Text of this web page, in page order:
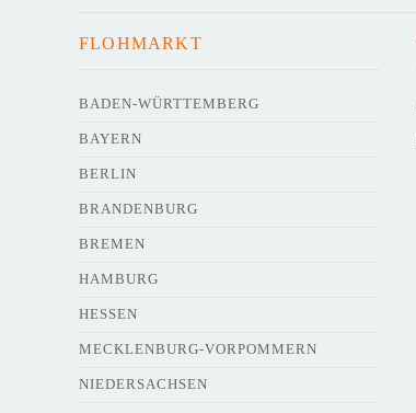
FLOHMARKT
BADEN-WÜRTTEMBERG
BAYERN
BERLIN
BRANDENBURG
BREMEN
HAMBURG
HESSEN
MECKLENBURG-VORPOMMERN
NIEDERSACHSEN